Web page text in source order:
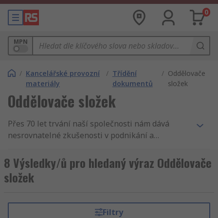
0
MPN
/ Kancelářské provozní
materiály
/ Třídění
dokumentů
/ Oddělovače
složek
Oddělovače složek
Přes 70 let trvání naší společnosti nám dává
nesrovnatelné zkušenosti v podnikání a
složek. Tak podporujeme inženýry v celém světě,
distribuujeme Oddělovače složek a Papírový
spotřební materiál zákazníkům do 160 zemí
kvalitní produkt a vynikající servis, ať se jedná o
8 Výsledky/ů pro hledaný výraz Oddělovače
složek
Filtry